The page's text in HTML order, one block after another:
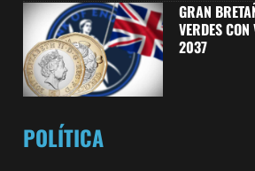
GRAN
VERDES
2037
POLÍTICA